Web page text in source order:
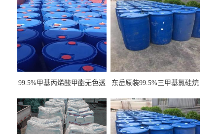
99.5%甲基丙烯酸甲酯无色透
东岳原装99.5%三甲基氯硅烷